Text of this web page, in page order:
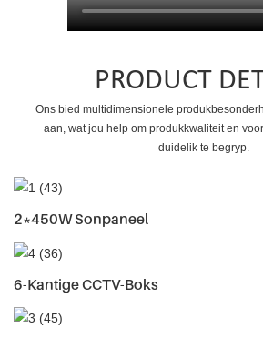
PRODUCT
Ons bied multidimensionele
aan, wat jou help om produkkwaliteit en
duidelik te begryp.
2*450W Sonpaneel
6-Kantige CCTV-Boks